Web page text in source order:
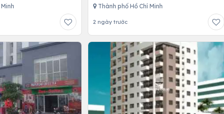
Thành phố Hồ Chí Minh
2 ngày trước